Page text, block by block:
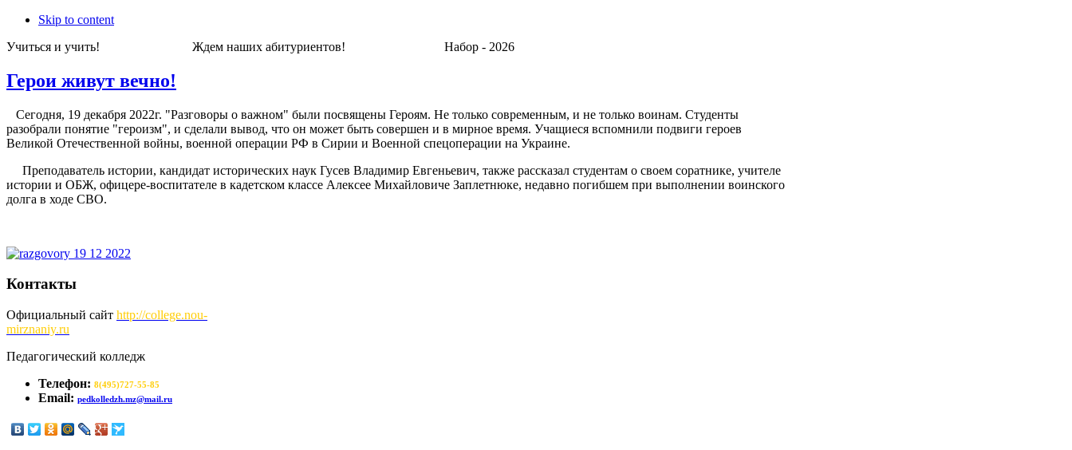
Skip to content
Учиться и учить! Ждем наших абитуриентов! Набор - 2026
Герои живут вечно!
Сегодня, 19 декабря 2022г. "Разговоры о важном" были посвящены Героям. Не только современным, и не только воинам. Студенты
разобрали понятие "героизм", и сделали вывод, что он может быть совершен и в мирное время. Учащиеся вспомнили подвиги героев
Великой Отечественной войны, военной операции РФ в Сирии и Военной спецоперации на Украине.
Преподаватель истории, кандидат исторических наук Гусев Владимир Евгеньевич, также рассказал студентам о своем соратнике, учителе
истории и ОБЖ, офицере-воспитателе в кадетском классе Алексее Михайловиче Заплетнюке, недавно погибшем при выполнении воинского
долга в ходе СВО.
Контакты
Официальный сайт http://college.nou-
mirznaniy.ru
Педагогический колледж
Телефон: 8(495)727-55-85
Email: pedkolledzh.mz@mail.ru